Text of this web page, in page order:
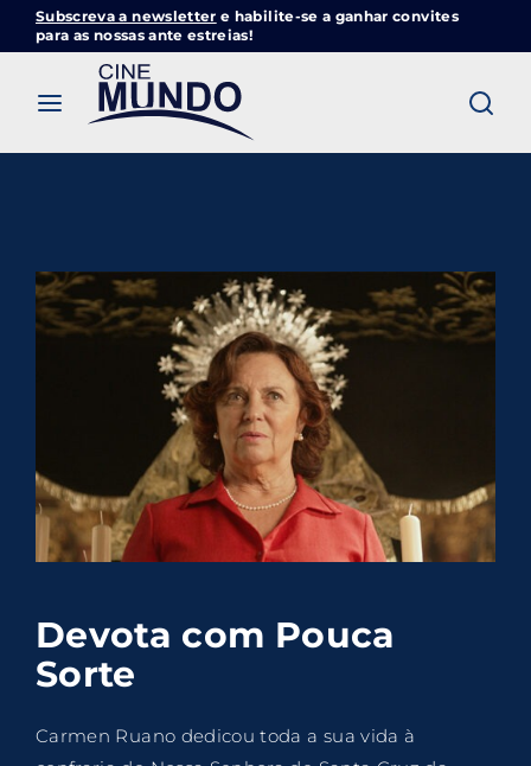
Subscreva a newsletter e habilite-se a ganhar convites
para as nossas ante estreias!
Devota com Pouca
Sorte
Carmen Ruano dedicou toda a sua vida à
Cinemundo – Onde O Cinema Acontece
Login
Password
SIGN IN
Remember Me
Lost Your Password?
conditionsand ourprivacy policy.